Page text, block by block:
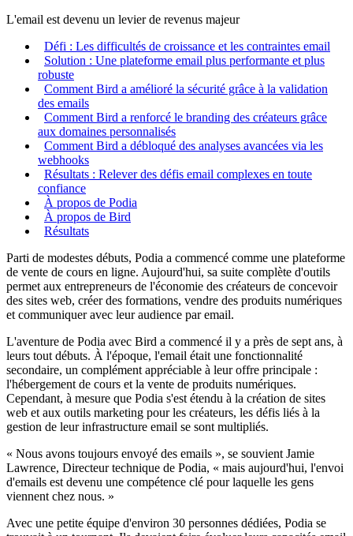
L'email est devenu un levier de revenus majeur
Défi : Les difficultés de croissance et les contraintes email
Solution : Une plateforme email plus performante et plus
robuste
Comment Bird a amélioré la sécurité grâce à la validation
des emails
Comment Bird a renforcé le branding des créateurs grâce
aux domaines personnalisés
Comment Bird a débloqué des analyses avancées via les
webhooks
Résultats : Relever des défis email complexes en toute
confiance
À propos de Podia
À propos de Bird
Résultats
Parti de modestes débuts, Podia a commencé comme une plateforme
de vente de cours en ligne. Aujourd'hui, sa suite complète d'outils
permet aux entrepreneurs de l'économie des créateurs de concevoir
des sites web, créer des formations, vendre des produits numériques
et communiquer avec leur audience par email.
L'aventure de Podia avec Bird a commencé il y a près de sept ans, à
leurs tout débuts. À l'époque, l'email était une fonctionnalité
secondaire, un complément appréciable à leur offre principale :
l'hébergement de cours et la vente de produits numériques.
Cependant, à mesure que Podia s'est étendu à la création de sites
web et aux outils marketing pour les créateurs, les défis liés à la
gestion de leur infrastructure email se sont multipliés.
« Nous avons toujours envoyé des emails », se souvient Jamie
Lawrence, Directeur technique de Podia, « mais aujourd'hui, l'envoi
d'emails est devenu une compétence clé pour laquelle les gens
viennent chez nous. »
Avec une petite équipe d'environ 30 personnes dédiées, Podia se